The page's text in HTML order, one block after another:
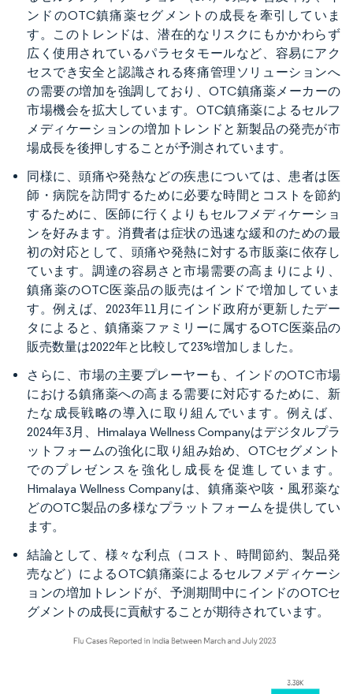
ンドのOTC鎮痛薬セグメントの成長を牽引していま
す。このトレンドは、潜在的なリスクにもかかわらず
広く使用されているパラセタモールなど、容易にアク
セスでき安全と認識される疼痛管理ソリューションへ
の需要の増加を強調しており、OTC鎮痛薬メーカーの
市場機会を拡大しています。OTC鎮痛薬によるセルフ
メディケーションの増加トレンドと新製品の発売が市
場成長を後押しすることが予測されています。
同様に、頭痛や発熱などの疾患については、患者は医
師・病院を訪問するために必要な時間とコストを節約
するために、医師に行くよりもセルフメディケーショ
ンを好みます。消費者は症状の迅速な緩和のための最
初の対応として、頭痛や発熱に対する市販薬に依存し
ています。調達の容易さと市場需要の高まりにより、
鎮痛薬のOTC医薬品の販売はインドで増加していま
す。例えば、2023年11月にインド政府が更新したデー
タによると、鎮痛薬ファミリーに属するOTC医薬品の
販売数量は2022年と比較して23%増加しました。
さらに、市場の主要プレーヤーも、インドのOTC市場
における鎮痛薬への高まる需要に対応するために、新
たな成長戦略の導入に取り組んでいます。例えば、
2024年3月、Himalaya Wellness Companyはデジタルプラ
ットフォームの強化に取り組み始め、OTCセグメント
でのプレゼンスを強化し成長を促進しています。
Himalaya Wellness Companyは、鎮痛薬や咳・風邪薬な
どのOTC製品の多様なプラットフォームを提供してい
ます。
結論として、様々な利点（コスト、時間節約、製品発
売など）によるOTC鎮痛薬によるセルフメディケーシ
ョンの増加トレンドが、予測期間中にインドのOTCセ
グメントの成長に貢献することが期待されています。